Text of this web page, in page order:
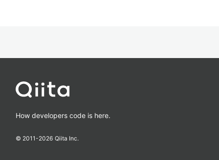
How developers code is here.
© 2011-2026 Qiita Inc.